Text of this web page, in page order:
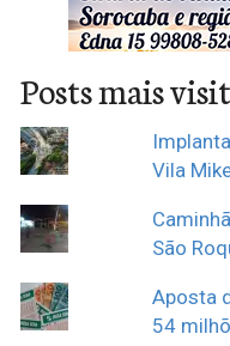
Posts mais
Vila
São
Aposta
54